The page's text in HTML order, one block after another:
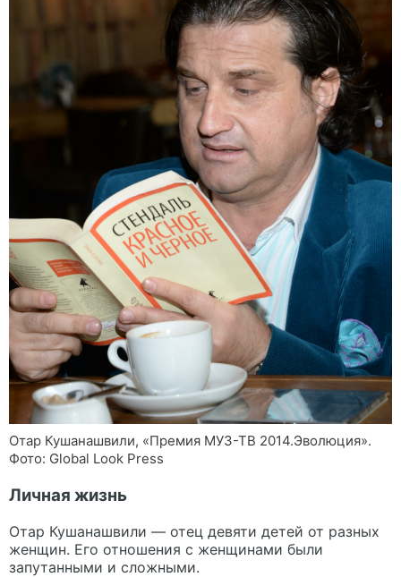
Отар Кушанашвили, «Премия МУЗ-ТВ 2014.Эволюция».
Фото: Global Look Press
Личная жизнь
Отар Кушанашвили — отец девяти детей от разных
женщин. Его отношения с женщинами были
запутанными и сложными.